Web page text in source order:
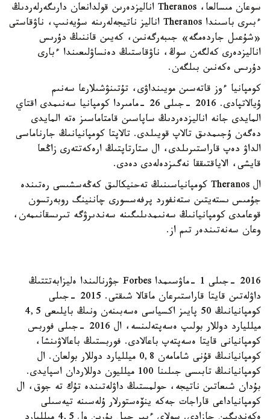
سوعان مىسالعا، Theranos اناليزدەرىن قولدانعان دارىگەرلەردىڭ
ءبىرى باسىندا Theranos اناليز ناتيجەلەرىنە سۇيەنىپ، ناۋقاستى
«شۇعىل جاردەمگە» جىبەرگەنىن، كەيىن قاننىڭ دۇرىس
اناليزدەرى كەلگەن سوڭ، ناۋقاستىڭ دەنساۋلىعىندا ءبارى
دۇرىس ەكەنىن بىلگەن.
كومپانيا ءوز قاتەسىن مويىنداۋى، تۇتىنۋشىلارعا سەنىم
ۇيالاتپادى. 2016 -جىلى 26 -مامىردا كومپانيا سەنىمدى اقتاي
المايدى جانە اناليزدەردىڭ ساپاسىن قامتاماسىز ەتە المايدى
دەگەن ۇجىمدىق تالاپ قويىلدى. تالاپتا كومپانيانىڭ جارناماسى
الداۋ دەپ قاراستىرىلدى، ال ستارتاپتىڭ ارەكەتتەرى زاڭعا
قايشى، الاياقتىققا نەگىزدەلەدى دەدى.
ال Theranos كومپانياسىنىڭ تەحنيكالىق كەڭەسشىسى رەتىندە
جۇمىس ىستەيتىن ستەنفورد پرفەسسورى چاننينگ روبەرتسون
قوعامدى كومپانيانىڭ سەنىمدىلىگىنە سەندىرۋگە تىرىسقانىمەن،
وعان سەنەتىندەر تىم از.
2016 -جىلى 1 -ماۋسىمدا Forbes جۋرنالىندا ەليزابەتتتىڭ
داۋلەتىن قايتا قاراستىرعان ماقالا شىقتى. 2015 -جىلى
كومپانيانىڭ 50 پايىز اكسياسى ەسەبىنەن ونىڭ بايلىعى 4,5
ميلليارد دوللار بولىپ ەسەپتەلىنسە، ال 2016 -جىلى فوربس
كومپانيانى قايتا ەسەپتەپ باعالادى. فوربستىڭ باعالاۋىنشا،
كومپانيانىڭ قۇنى شامامەن 0,8 ميلليارد دوللار بولعان. ال
كومپانيانىڭ تابىسى جىلىنا 100 ميلليون دوللاردان اسپايدى.
بۇدان شىعاتىن ناتيجە، حولمستىڭ داۋلەتىندە تۇك تە جوق، ال
كومپانياداعى قاراجات جەكە ينۆەستورلار ۇلەسىنە تيەسىلى